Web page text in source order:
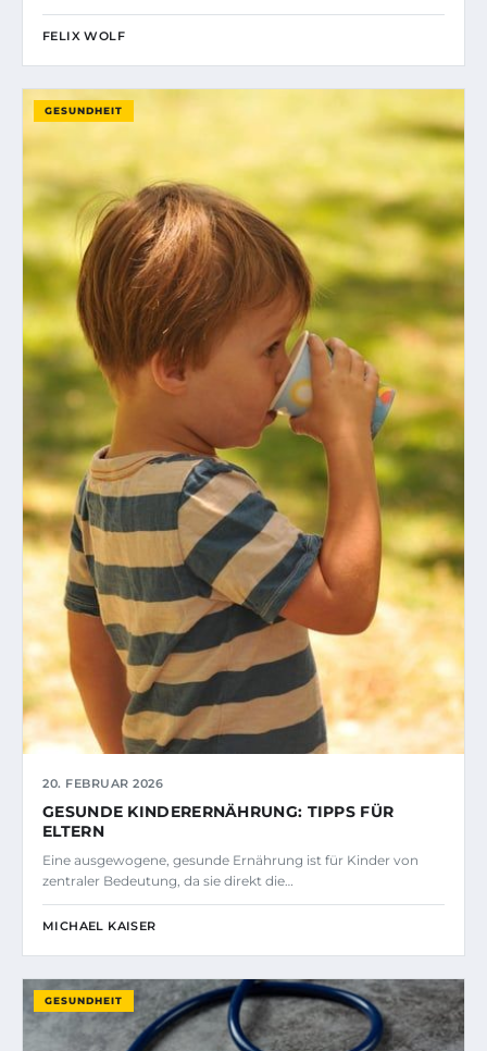
FELIX WOLF
GESUNDHEIT
20. FEBRUAR 2026
GESUNDE KINDERERNÄHRUNG: TIPPS FÜR
ELTERN
Eine ausgewogene, gesunde Ernährung ist für Kinder von
zentraler Bedeutung, da sie direkt die…
MICHAEL KAISER
GESUNDHEIT